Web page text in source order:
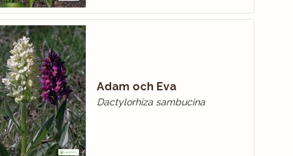
Adam och Eva
Dactylorhiza sambucina